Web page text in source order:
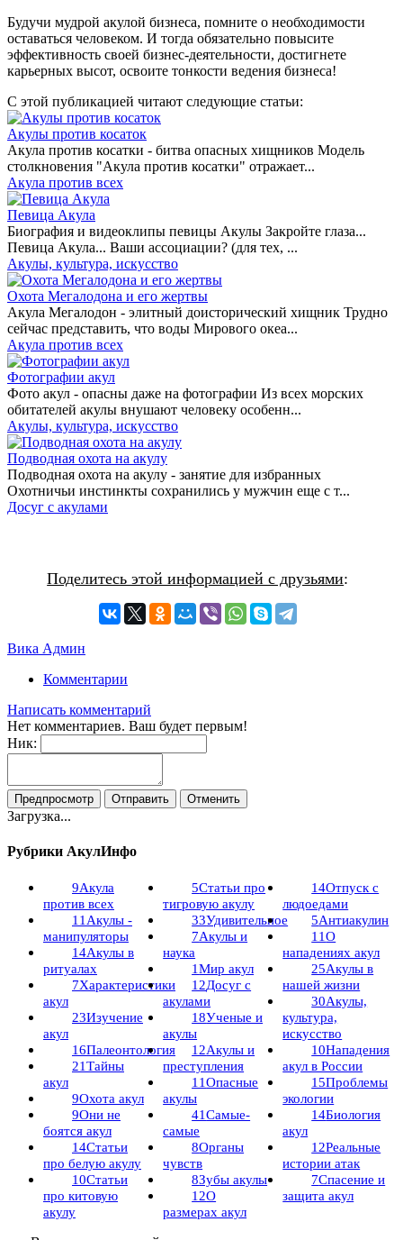
Будучи мудрой акулой бизнеса, помните о необходимости
оставаться человеком. И тогда обязательно повысите
эффективность своей бизнес-деятельности, достигнете
карьерных высот, освоите тонкости ведения бизнеса!
С этой публикацией читают следующие статьи:
Акулы против косаток
Акула против косатки - битва опасных хищников Модель
столкновения "Акула против косатки" отражает...
Акула против всех
Певица Акула
Биография и видеоклипы певицы Акулы Закройте глаза...
Певица Акула... Ваши ассоциации? (для тех, ...
Акулы, культура, искусство
Охота Мегалодона и его жертвы
Акула Мегалодон - элитный доисторический хищник Трудно
сейчас представить, что воды Мирового океа...
Акула против всех
Фотографии акул
Фото акул - опасны даже на фотографии Из всех морских
обитателей акулы внушают человеку особенн...
Акулы, культура, искусство
Подводная охота на акулу
Подводная охота на акулу - занятие для избранных
Охотничьи инстинкты сохранились у мужчин еще с т...
Досуг с акулами
Поделитесь этой информацией с друзьями:
Вика Админ
Комментарии
Написать комментарий
Нет комментариев. Ваш будет первым!
Ник:
Загрузка...
Рубрики АкулИнфо
9Акула
против всех
11 Акулы -
манипуляторы
14Акулы в
ритуалах
7Характеристики
акул
23Изучение
акул
16Палеонтология
21Тайны
акул
9Охота акул
9Они не
боятся акул
14Статьи
про белую акулу
10Статьи
про китовую
акулу
5Статьи про
тигровую акулу
33Удивительное
7Акулы и
наука
1Мир акул
12Досуг с
акулами
18Ученые и
акулы
12Акулы и
преступления
11Опасные
акулы
41Самые-
самые
8Органы
чувств
8Зубы акулы
12О
размерах акул
14Отпуск с
людоедами
5Антиакулин
11О
нападениях акул
25Акулы в
нашей жизни
30Акулы,
культура,
искусство
10Нападения
акул в России
15Проблемы
экологии
14Биология
акул
12Реальные
истории атак
7Спасение и
защита акул